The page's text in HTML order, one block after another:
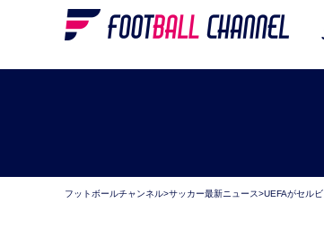
フットボールチャンネル>サッカー最新ニュース>UEFAがセル